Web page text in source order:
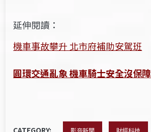
延伸閱讀：
機車事故攀升 北市府補助安駕班
圓環交通亂象 ​機車騎士安全沒保障
CATEGORY: 影音新聞 財經科技